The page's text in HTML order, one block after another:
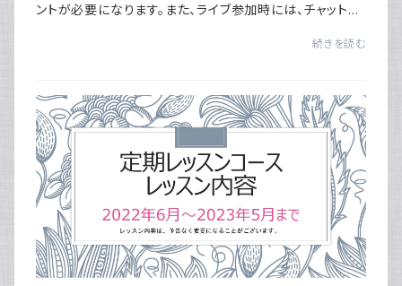
ントが必要になります。また、ライブ参加時には、チャットや
続きを読む